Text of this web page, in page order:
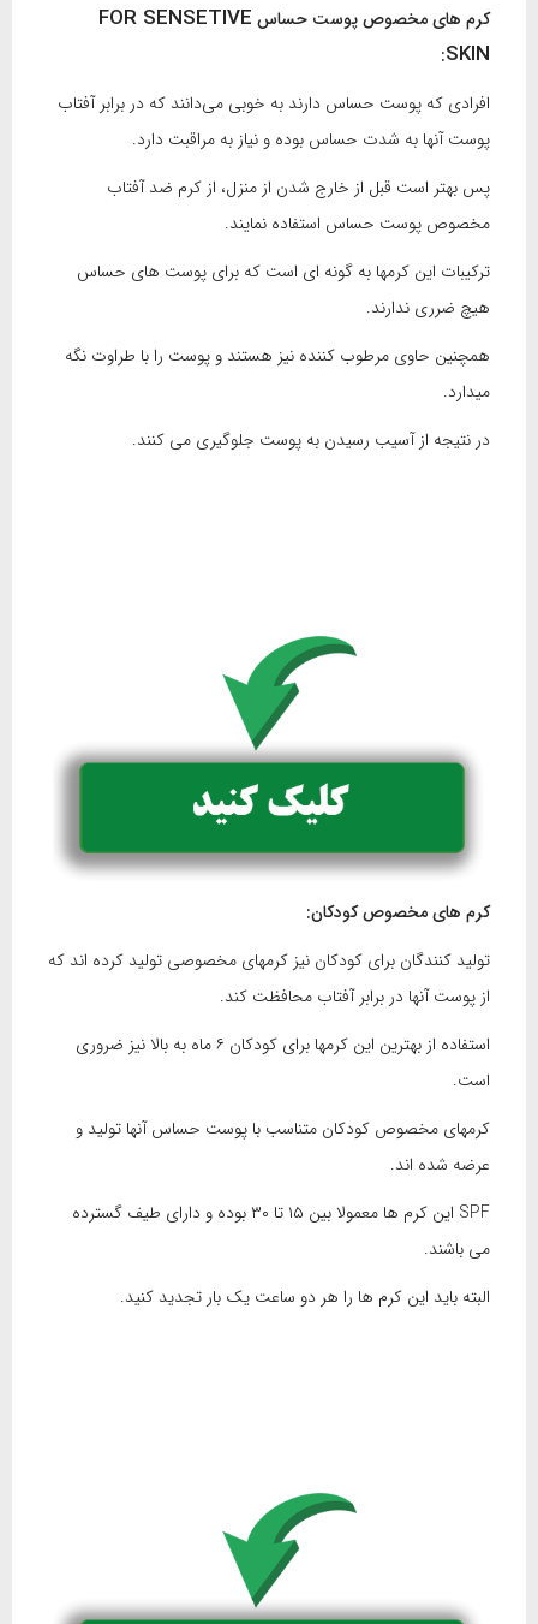
کرم های مخصوص پوست حساس FOR SENSETIVE
SKIN
:
افرادی که پوست حساس دارند به خوبی می‌دانند که در برابر آفتاب
پوست آنها به شدت حساس بوده و نیاز به مراقبت دارد.
پس بهتر است قبل از خارج شدن از منزل، از کرم ضد آفتاب
مخصوص پوست حساس استفاده نمایند.
ترکیبات این کرمها به گونه ای است که برای پوست های حساس
هیچ ضرری ندارند.
همچنین حاوی مرطوب کننده نیز هستند و پوست را با طراوت نگه
میدارد.
در نتیجه از آسیب رسیدن به پوست جلوگیری می کنند.
کرم های مخصوص کودکان:
تولید کنندگان برای کودکان نیز کرمهای مخصوصی تولید کرده اند که
از پوست آنها در برابر آفتاب محافظت کند.
استفاده از بهترین این کرمها برای کودکان ۶ ماه به بالا نیز ضروری
است.
کرمهای مخصوص کودکان متناسب با پوست حساس آنها تولید و
عرضه شده اند.
SPF این کرم ها معمولا بین ۱۵ تا ۳۰ بوده و دارای طیف گسترده
می باشند.
البته باید این کرم ها را هر دو ساعت یک بار تجدید کنید.